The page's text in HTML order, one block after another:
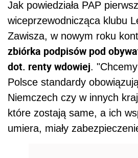
Jak powiedziała PAP
wiceprzewodnicząca klubu
Zawisza, w nowym roku
zbiórka podpisów pod
dot. renty wdowiej.
Polsce standardy
Niemczech czy w innych
które zostają same, a ich
umiera, miały